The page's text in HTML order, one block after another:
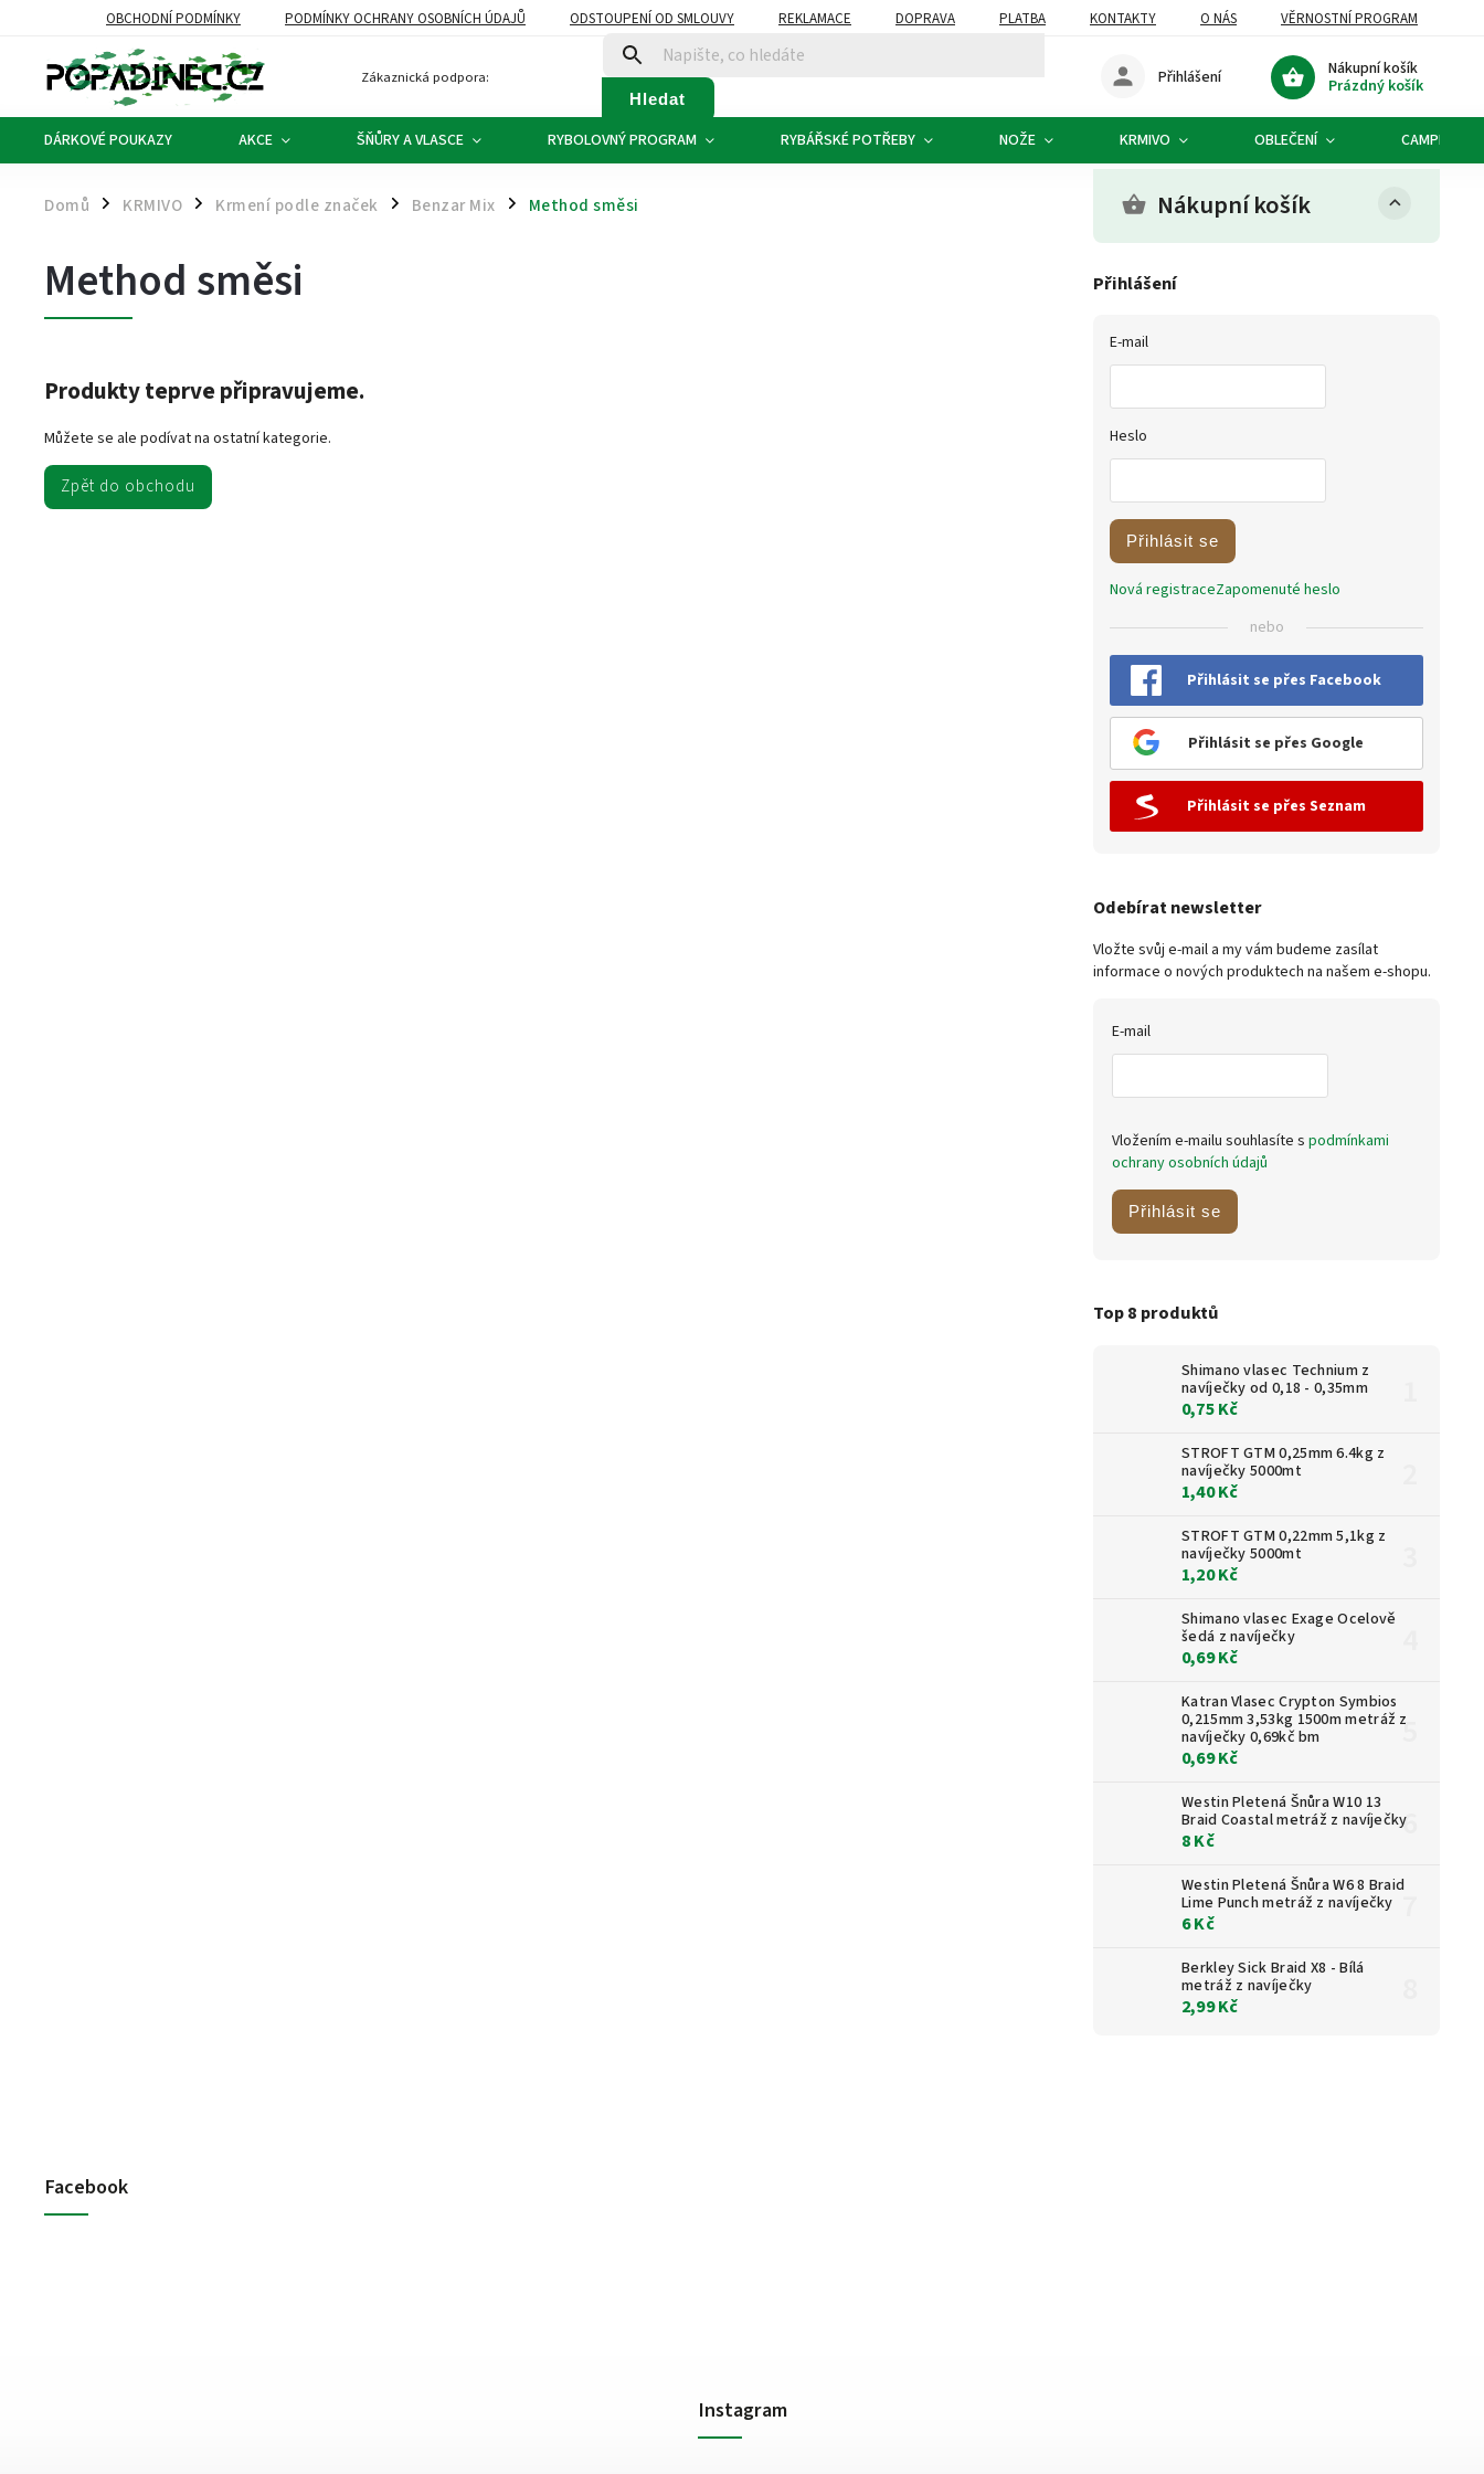
OBCHODNÍ PODMÍNKY PODMÍNKY OCHRANY OSOBNÍCH ÚDAJŮ ODSTOUPENÍ OD SMLOUVY REKLAMACE DOPRAVA PLATBA KONTAKTY O NÁS VĚRNOSTNÍ PROGRAM
Zákaznická podpora:
Hledat
Nákupní košík
Prázdný košík
Přihlášení
DÁRKOVÉ POUKAZY AKCE ŠŇŮRY A VLASCE RYBOLOVNÝ PROGRAM RYBÁŘSKÉ POTŘEBY NOŽE KRMIVO OBLEČENÍ CAMPING
Domů / KRMIVO / Krmení podle značek / Benzar Mix / Method směsi Nákupní košík
Přihlášení
E-mail
Heslo
Přihlásit se
Nová registraceZapomenuté heslo
nebo
Přihlásit se přes Facebook
Přihlásit se přes Google
Přihlásit se přes Seznam
Odebírat newsletter
Vložte svůj e-mail a my vám budeme zasílat
informace o nových produktech na našem e-shopu.
E-mail
Vložením e-mailu souhlasíte s podmínkami
ochrany osobních údajů
Přihlásit se
Top 8 produktů
Shimano vlasec Technium z
navíječky od 0,18 - 0,35mm
0,75 Kč
STROFT GTM 0,25mm 6.4kg z
navíječky 5000mt
1,40 Kč
STROFT GTM 0,22mm 5,1kg z
navíječky 5000mt
1,20 Kč
Shimano vlasec Exage Ocelově
šedá z navíječky
0,69 Kč
Katran Vlasec Crypton Symbios
0,215mm 3,53kg 1500m metráž z
navíječky 0,69kč bm
0,69 Kč
Westin Pletená Šnůra W10 13
Braid Coastal metráž z navíječky
8 Kč
Westin Pletená Šnůra W6 8 Braid
Lime Punch metráž z navíječky
6 Kč
Berkley Sick Braid X8 - Bílá
metráž z navíječky
2,99 Kč
Method směsi
Produkty teprve připravujeme.
Můžete se ale podívat na ostatní kategorie.
Zpět do obchodu
Facebook
Instagram